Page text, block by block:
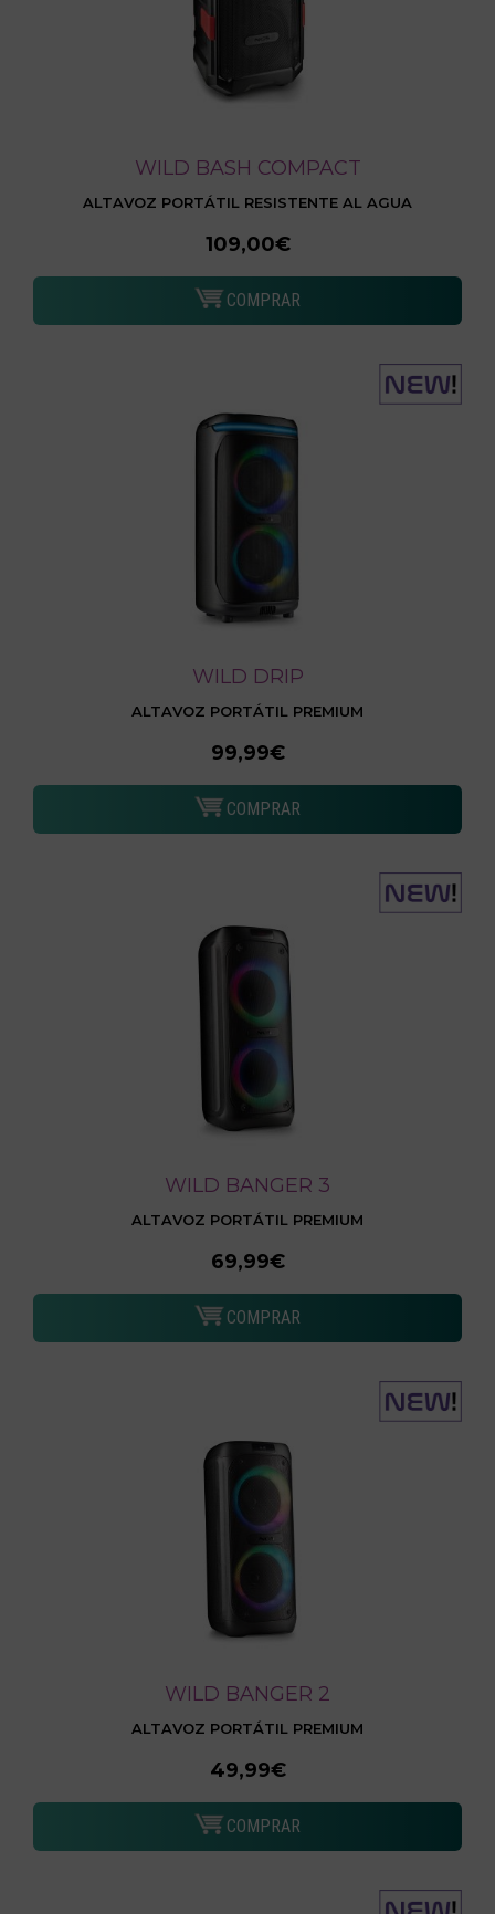
WILD BASH COMPACT
ALTAVOZ PORTÁTIL RESISTENTE AL AGUA
109,00€
COMPRAR
WILD DRIP
ALTAVOZ PORTÁTIL PREMIUM
99,99€
COMPRAR
WILD BANGER 3
ALTAVOZ PORTÁTIL PREMIUM
69,99€
COMPRAR
WILD BANGER 2
ALTAVOZ PORTÁTIL PREMIUM
49,99€
COMPRAR